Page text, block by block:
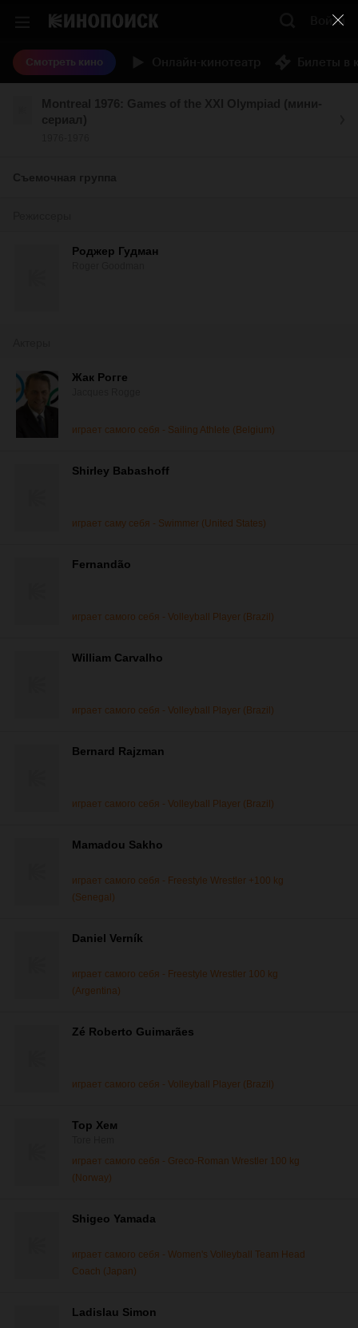
Войти
Смотреть кино
Роджер Гудман
Жак Рогге
играет самого себя - Sailing Athlete (Belgium)
Shirley Babashoff
играет саму себя - Swimmer (United States)
Fernandão
играет самого себя - Volleyball Player (Brazil)
William Carvalho
играет самого себя - Volleyball Player (Brazil)
Bernard Rajzman
играет самого себя - Volleyball Player (Brazil)
Mamadou Sakho
играет самого себя - Freestyle Wrestler +100 kg
(Senegal)
Daniel Verník
играет самого себя - Freestyle Wrestler 100 kg
(Argentina)
Zé Roberto Guimarães
играет самого себя - Volleyball Player (Brazil)
Тор Хем
играет самого себя - Greco-Roman Wrestler 100 kg
(Norway)
Shigeo Yamada
играет самого себя - Women's Volleyball Team Head
Coach (Japan)
Ladislau Simon